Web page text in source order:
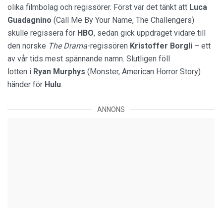
olika filmbolag och regissörer. Först var det tänkt att Luca
Guadagnino (Call Me By Your Name, The Challengers)
skulle regissera för HBO, sedan gick uppdraget vidare till
den norske The Drama-regissören Kristoffer Borgli – ett
av vår tids mest spännande namn. Slutligen föll
lotten i Ryan Murphys (Monster, American Horror Story)
händer för Hulu.
ANNONS